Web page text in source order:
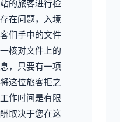
的旅客进行检
在问题，入境
们手中的文件
核对文件上的
，只要有一项
这位旅客拒之
作时间是有限
取决于您在这